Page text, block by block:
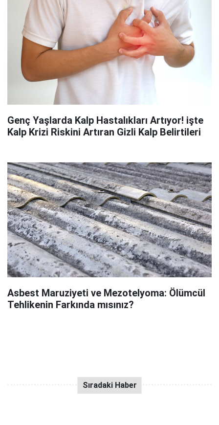
Genç Yaşlarda Kalp Hastalıkları Artıyor! işte
Kalp Krizi Riskini Artıran Gizli Kalp Belirtileri
Asbest Maruziyeti ve Mezotelyoma: Ölümcül
Tehlikenin Farkında mısınız?